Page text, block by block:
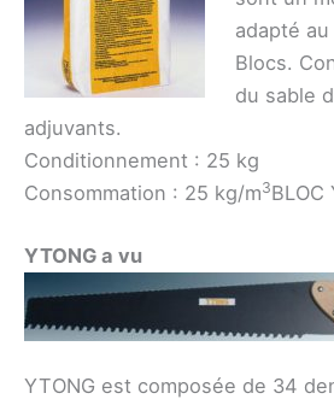
adapté
Blocs.
du sable
adjuvants.
Conditionnement : 25 kg
Consommation : 25 kg/m3BLOC
YTONG a vu
YTONG est composée de 34